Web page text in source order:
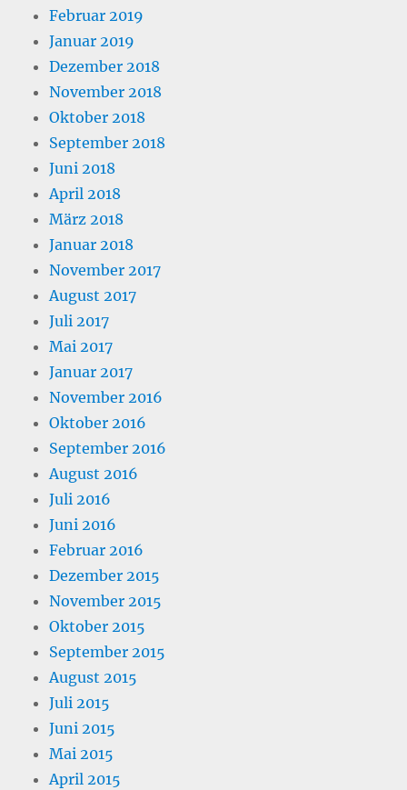
Februar 2019
Januar 2019
Dezember 2018
November 2018
Oktober 2018
September 2018
Juni 2018
April 2018
März 2018
Januar 2018
November 2017
August 2017
Juli 2017
Mai 2017
Januar 2017
November 2016
Oktober 2016
September 2016
August 2016
Juli 2016
Juni 2016
Februar 2016
Dezember 2015
November 2015
Oktober 2015
September 2015
August 2015
Juli 2015
Juni 2015
Mai 2015
April 2015